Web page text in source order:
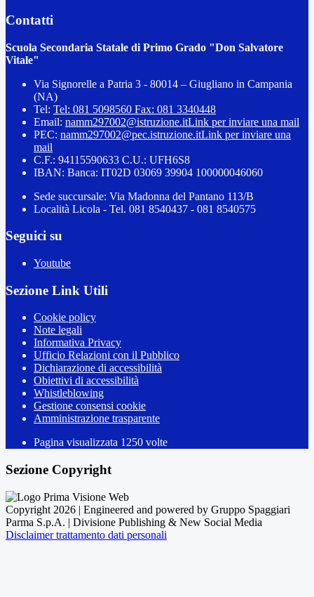
Contatti
Scuola Secondaria Statale di Primo Grado "Don Salvatore
Vitale"
Via Signorelle a Patria 3 - 80014 – Giugliano in Campania
(NA)
Tel: Tel: 081 5098560 Fax: 081 3340448
Email: namm297002@istruzione.itLink per inviare una mail
PEC: namm297002@pec.istruzione.itLink per inviare una
mail
C.F.: 94115590633 C.U.: UFH6S8
IBAN: Banca: IT02D 03069 39904 100000046060
Sede succursale: Via Madonna del Pantano 113/B
Località Licola - Tel. 081 8540437 - 081 8540575
Seguici su
Youtube
Sezione Link Utili
Cookie policy
Note legali
Informativa Privacy
Ufficio Relazioni con il Pubblico
Dichiarazione di accessibilità
Obiettivi di accessibilità
Whistleblowing
Gestione consensi cookie
Amministrazione trasparente
Pagina visualizzata 1250 volte
Sezione Copyright
Copyright 2026 | Engineered and powered by Gruppo Spaggiari
Parma S.p.A. | Divisione Publishing & New Social Media
Disclaimer trattamento dati personali